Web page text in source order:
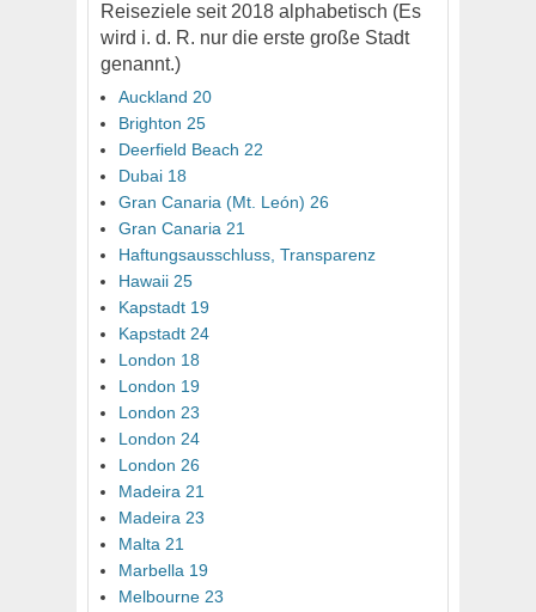
Reiseziele seit 2018 alphabetisch (Es
wird i. d. R. nur die erste große Stadt
genannt.)
Auckland 20
Brighton 25
Deerfield Beach 22
Dubai 18
Gran Canaria (Mt. León) 26
Gran Canaria 21
Haftungsausschluss, Transparenz
Hawaii 25
Kapstadt 19
Kapstadt 24
London 18
London 19
London 23
London 24
London 26
Madeira 21
Madeira 23
Malta 21
Marbella 19
Melbourne 23